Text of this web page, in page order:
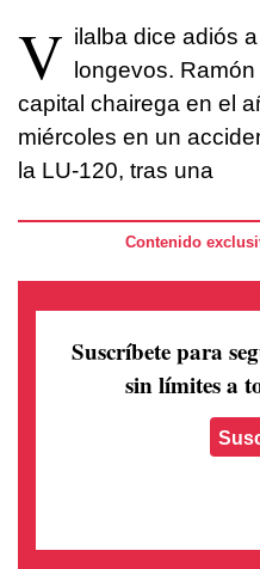
V ilalba dice adiós
longevos.
capital chairega en el
miércoles en un
la LU-120, tras una
Contenido
Suscríbete para
sin límites a